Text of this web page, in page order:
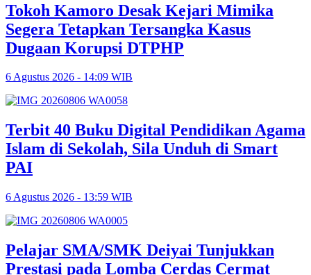
Tokoh Kamoro Desak Kejari Mimika
Segera Tetapkan Tersangka Kasus
Dugaan Korupsi DTPHP
6 Agustus 2026 - 14:09 WIB
Terbit 40 Buku Digital Pendidikan Agama
Islam di Sekolah, Sila Unduh di Smart
PAI
6 Agustus 2026 - 13:59 WIB
Pelajar SMA/SMK Deiyai Tunjukkan
Prestasi pada Lomba Cerdas Cermat